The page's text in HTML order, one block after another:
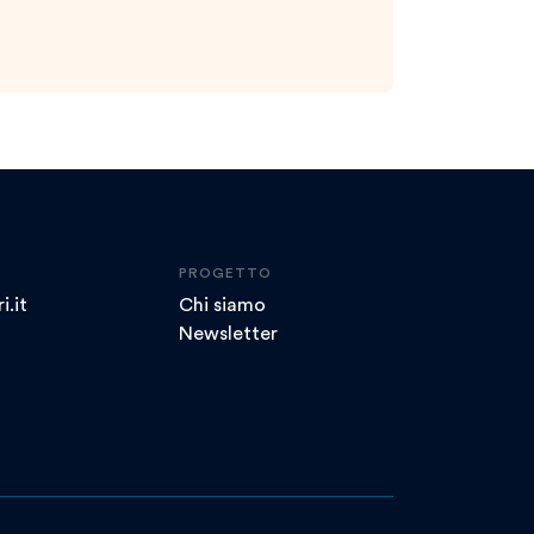
PROGETTO
Chi siamo
Newsletter